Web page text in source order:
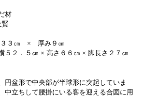
３３㎝ × 厚み９㎝
㎝ × 高さ６６㎝ × 脚長さ２７㎝
円盆形で中央部が半球形に突起していま
中立ちして腰掛にいる客を迎える合図に用